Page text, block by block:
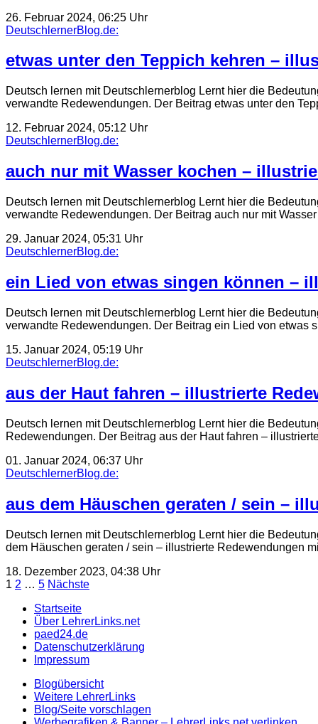
26. Februar 2024, 06:25 Uhr
DeutschlernerBlog.de:
etwas unter den Teppich kehren –
Deutsch lernen mit Deutschlernerblog Lernt hier die
verwandte Redewendungen. Der Beitrag etwas unter den
12. Februar 2024, 05:12 Uhr
DeutschlernerBlog.de:
auch nur mit Wasser kochen –
Deutsch lernen mit Deutschlernerblog Lernt hier die
verwandte Redewendungen. Der Beitrag auch nur mit
29. Januar 2024, 05:31 Uhr
DeutschlernerBlog.de:
ein Lied von etwas singen können –
Deutsch lernen mit Deutschlernerblog Lernt hier die
verwandte Redewendungen. Der Beitrag ein Lied von etwas
15. Januar 2024, 05:19 Uhr
DeutschlernerBlog.de:
aus der Haut fahren – illustrierte
Deutsch lernen mit Deutschlernerblog Lernt hier die
Redewendungen. Der Beitrag aus der Haut fahren –
01. Januar 2024, 06:37 Uhr
DeutschlernerBlog.de:
aus dem Häuschen geraten / sein –
Deutsch lernen mit Deutschlernerblog Lernt hier die
dem Häuschen geraten / sein – illustrierte Redewendungen
18. Dezember 2023, 04:38 Uhr
Seitennummerierung
der
Beiträge
1 2 … 5 Nächste
Startseite
Über LehrerLinks.net
paed24.de
Datenschutzerklärung
Impressum
Blogübersicht
Weitere LehrerLinks
Blog/Seite vorschlagen